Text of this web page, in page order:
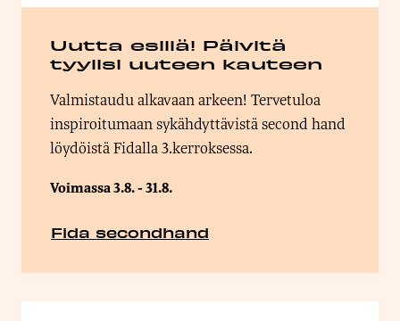
Uutta esillä! Päivitä
tyylisi uuteen kauteen
Valmistaudu alkavaan arkeen! Tervetuloa
inspiroitumaan sykähdyttävistä second hand
löydöistä Fidalla 3.kerroksessa.
Voimassa 3.8. - 31.8.
Fida secondhand